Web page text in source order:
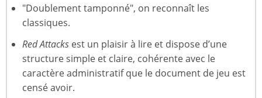
"Doublement tamponné", on reconnaît les
classiques.
Red Attacks est un plaisir à lire et dispose d’une
structure simple et claire, cohérente avec le
caractère administratif que le document de jeu est
censé avoir.